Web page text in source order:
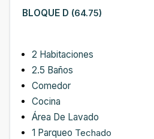
BLOQUE D (64.75)
2 Habitaciones
2.5 Baños
Comedor
Cocina
Área De Lavado
1 Parqueo Techado